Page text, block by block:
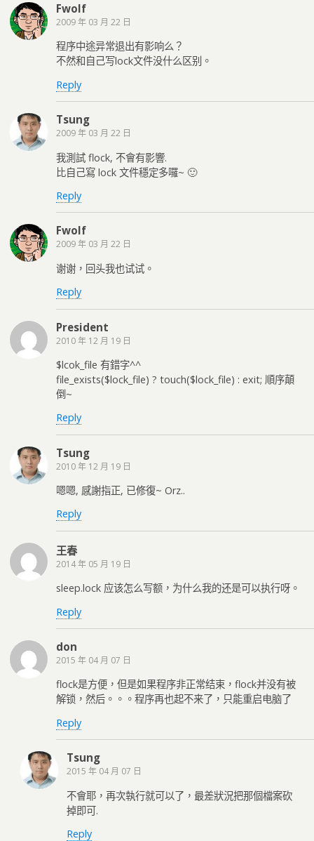
Fwolf
2009 年 03 月 22 日
程序中途异常退出有影响么？
不然和自己写lock文件没什么区别。
Reply
Tsung
2009 年 03 月 22 日
我測試 flock, 不會有影響.
比自己寫 lock 文件穩定多囉~ 🙂
Reply
Fwolf
2009 年 03 月 22 日
谢谢，回头我也试试。
Reply
President
2010 年 12 月 19 日
$lcok_file 有錯字^^
file_exists($lock_file) ? touch($lock_file) : exit; 順序顛
倒~
Reply
Tsung
2010 年 12 月 19 日
嗯嗯, 感謝指正, 已修復~ Orz..
Reply
王春
2014 年 05 月 19 日
sleep.lock 应该怎么写额，为什么我的还是可以执行呀。
Reply
don
2015 年 04 月 07 日
flock是方便，但是如果程序非正常结束，flock并没有被
解锁，然后。。。程序再也起不来了，只能重启电脑了
Reply
Tsung
2015 年 04 月 07 日
不會耶，再次執行就可以了，最差狀況把那個檔案砍
掉即可.
Reply